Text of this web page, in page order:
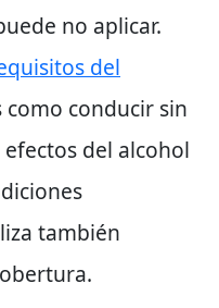
no aplicar.
del
como conducir sin
del alcohol
también